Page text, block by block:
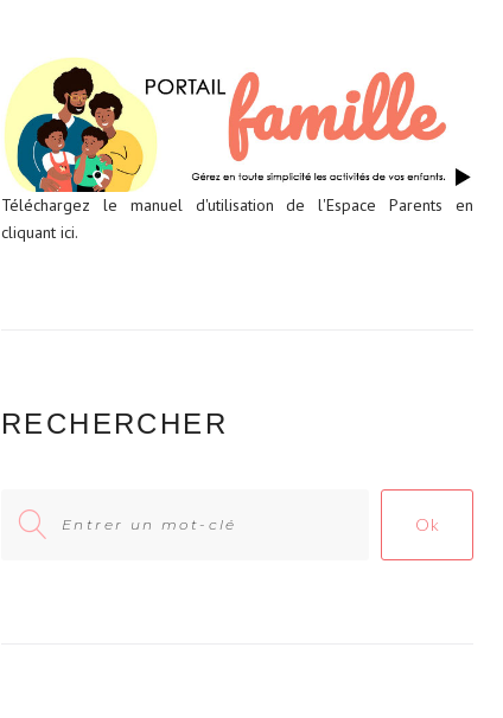
Téléchargez le manuel d'utilisation de l'Espace Parents en
cliquant ici.
RECHERCHER
for:
Ok